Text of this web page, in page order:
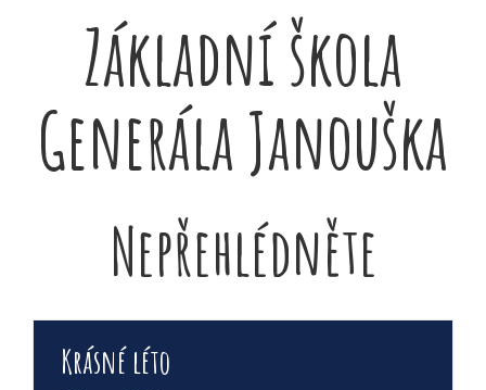
Základní škola
Generála Janouška
Nepřehlédněte
Krásné léto